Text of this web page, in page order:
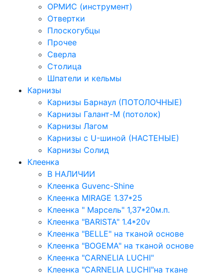
ОРМИС (инструмент)
Отвертки
Плоскогубцы
Прочее
Сверла
Столица
Шпатели и кельмы
Карнизы
Карнизы Барнаул (ПОТОЛОЧНЫЕ)
Карнизы Галант-М (потолок)
Карнизы Лагом
Карнизы с U-шиной (НАСТЕНЫЕ)
Карнизы Солид
Клеенка
В НАЛИЧИИ
Клеенка Guvenc-Shine
Клеенка MIRAGE 1.37*25
Клеенка " Марсель" 1,37*20м.п.
Клеенка "BARISTA" 1.4*20v
Клеенка "BELLE" на тканой основе
Клеенка "BOGEMA" на тканой основе
Клеенка "CARNELIA LUCHI"
Клеенка "CARNELIA LUCHI"на ткане